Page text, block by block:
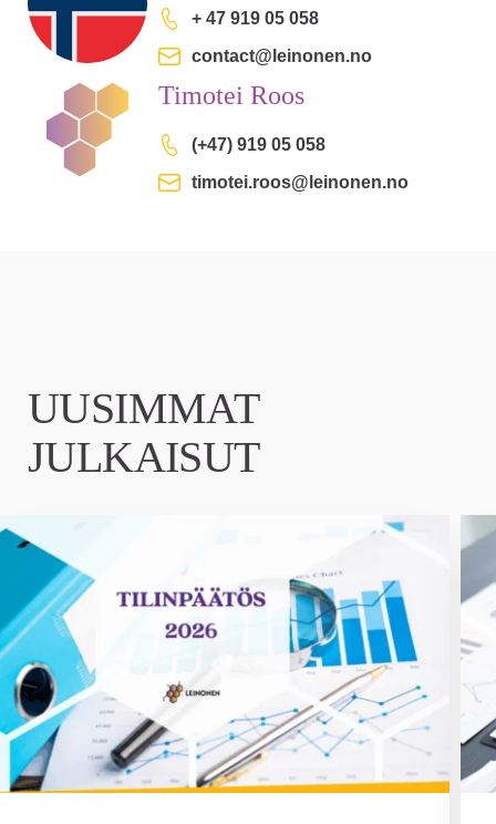
+ 47 919 05 058
contact@leinonen.no
Timotei Roos
(+47) 919 05 058
timotei.roos@leinonen.no
UUSIMMAT
JULKAISUT